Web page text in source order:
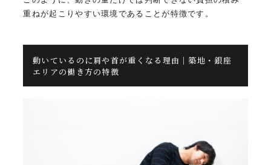
重ねが起こりやすい環境であることが特徴です。
動いているのに肩や首が重くなる理由｜築地・銀座
エリアの働き方の特徴